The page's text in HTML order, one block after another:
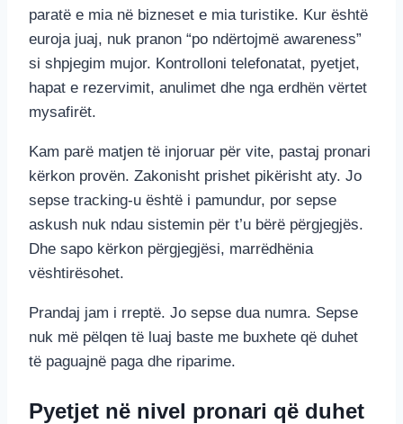
paratë e mia në bizneset e mia turistike. Kur është
euroja juaj, nuk pranon “po ndërtojmë awareness”
si shpjegim mujor. Kontrolloni telefonatat, pyetjet,
hapat e rezervimit, anulimet dhe nga erdhën vërtet
mysafirët.
Kam parë matjen të injoruar për vite, pastaj pronari
kërkon provën. Zakonisht prishet pikërisht aty. Jo
sepse tracking-u është i pamundur, por sepse
askush nuk ndau sistemin për t’u bërë përgjegjës.
Dhe sapo kërkon përgjegjësi, marrëdhënia
vështirësohet.
Prandaj jam i rreptë. Jo sepse dua numra. Sepse
nuk më pëlqen të luaj baste me buxhete që duhet
të paguajnë paga dhe riparime.
Pyetjet në nivel pronari që duhet